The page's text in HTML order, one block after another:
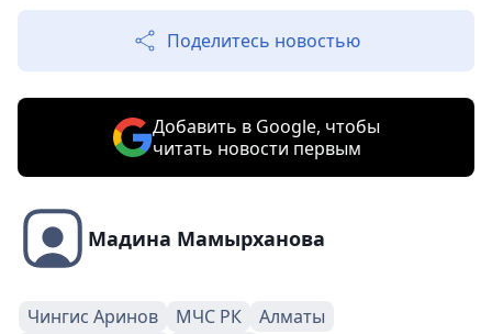
Поделитесь новостью
Добавить в Google, чтобы
читать новости первым
Мадина Мамырханова
Чингис Аринов МЧС РК
Алматы